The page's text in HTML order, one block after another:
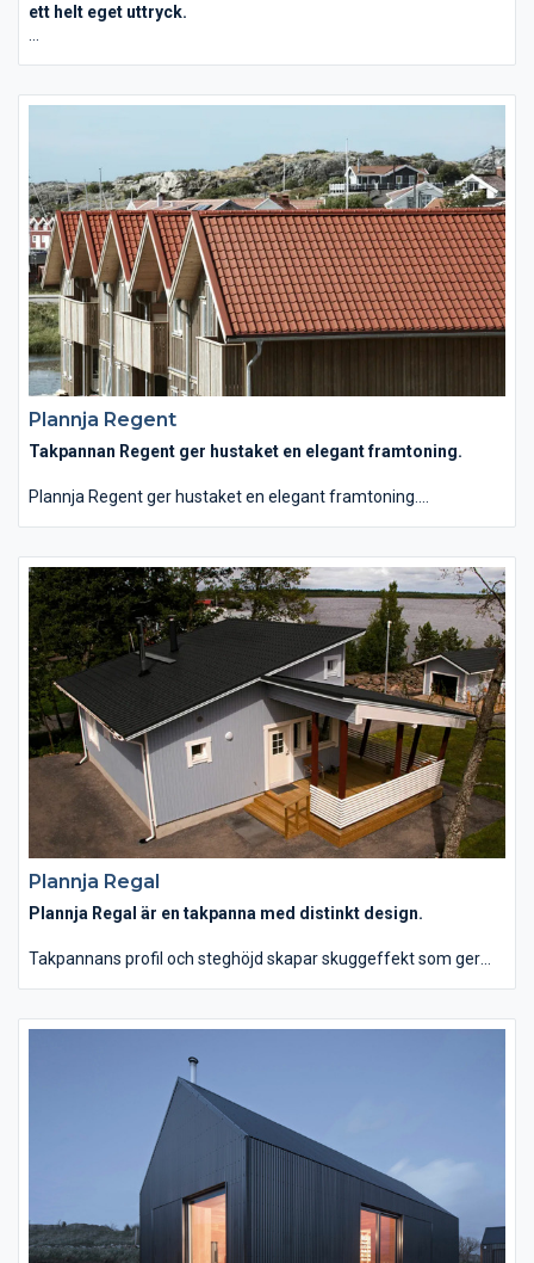
ett helt eget uttryck.
linjespel associerar till gediget plåthantverk. Plannja Modern är
Plannja Regent
Takpannan Regent ger hustaket en elegant framtoning.
Plannja Regent ger hustaket en elegant framtoning.
bra totalekonomi sett till inköpskostnad, läggningsarbete och
underhåll. Plannja Regent tillverkas även i resistent aluminium
och är särskilt lämpad för hus nära våra saltstänkta kuster.
Plannja Regal
Plannja Regal är en takpanna med distinkt design.
Takpannans profil och steghöjd skapar skuggeffekt som ger
ger ett tilltalande estetiskt utseende. Plannja Regal ryms på en
Dessutom är konstruktionen så flexibel att monteringen kan
utföras av en ensam takläggare.